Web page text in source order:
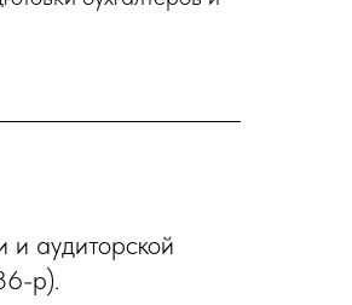
и аудиторской
р).